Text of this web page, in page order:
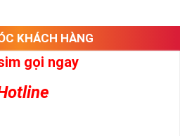
số trong sim.
KHÁCH HÀNG
gọi ngay